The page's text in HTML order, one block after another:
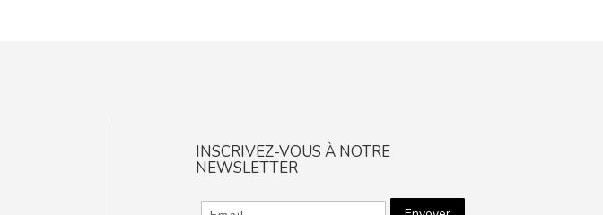
INSCRIVEZ-VOUS À NOTRE
NEWSLETTER